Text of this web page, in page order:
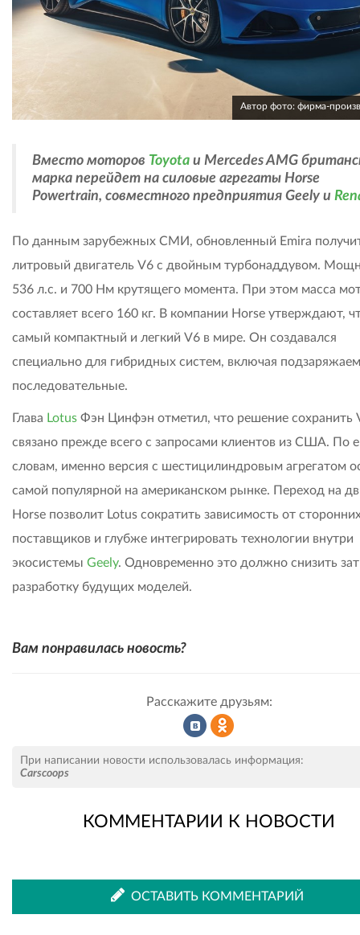
Автор фото: фирма-
Вместо моторов Toyota и Mercedes AMG
марка перейдет на силовые агрегаты Horse
Powertrain, совместного предприятия Geely и
По данным зарубежных СМИ, обновленный Emira
литровый двигатель V6 с двойным турбонаддувом.
536 л.с. и 700 Нм крутящего момента. При этом масса
составляет всего 160 кг. В компании Horse утверждают,
самый компактный и легкий V6 в мире. Он создавался
специально для гибридных систем, включая
последовательные.
Глава Lotus Фэн Цинфэн отметил, что решение сохранить
связано прежде всего с запросами клиентов из США. По
словам, именно версия с шестицилиндровым агрегатом
самой популярной на американском рынке. Переход на
Horse позволит Lotus сократить зависимость от
поставщиков и глубже интегрировать технологии внутри
экосистемы Geely. Одновременно это должно снизить
разработку будущих моделей.
Вам понравилась новость?
Расскажите друзьям:
во
ВКонтакте
Одноклассниках
При написании новости использовалась информация:
Carscoops
КОММЕНТАРИИ К НОВОСТИ
ОСТАВИТЬ КОММЕНТАРИЙ